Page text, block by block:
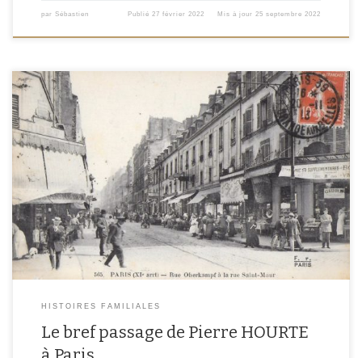
par Sébastien Publié27 février 2022 Mis à jour25 septembre 2022
J’ai très peu d’ancêtres ou de collatéraux ayant vécu à Paris. Quelle ne fut
donc pas ma surprise lorsque, au détour d’un acte de mariage, je découvre
qu’un de mes aïeux, Pierre HOURTE, vivait dans la capitale au moment de son
mariage. Pourtant, il était né en Moselle et y […]
HISTOIRES FAMILIALES
Le bref passage de Pierre HOURTE